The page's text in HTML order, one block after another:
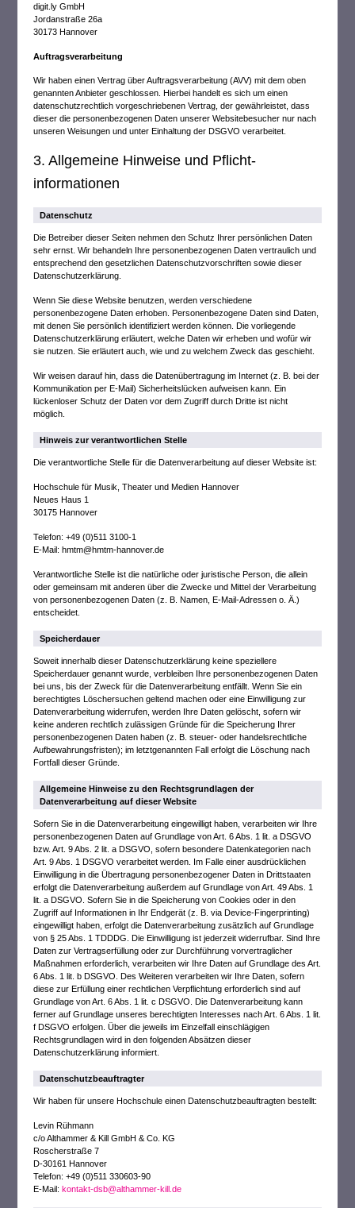
digit.ly GmbH
Jordanstraße 26a
30173 Hannover
Auftragsverarbeitung
Wir haben einen Vertrag über Auftragsverarbeitung (AVV) mit dem oben
genannten Anbieter geschlossen. Hierbei handelt es sich um einen
datenschutzrechtlich vorgeschriebenen Vertrag, der gewährleistet, dass
dieser die personenbezogenen Daten unserer Websitebesucher nur nach
unseren Weisungen und unter Einhaltung der DSGVO verarbeitet.
3. Allgemeine Hinweise und Pflicht­
informationen
Datenschutz
Die Betreiber dieser Seiten nehmen den Schutz Ihrer persönlichen Daten
sehr ernst. Wir behandeln Ihre personenbezogenen Daten vertraulich und
entsprechend den gesetzlichen Datenschutzvorschriften sowie dieser
Datenschutzerklärung.
Wenn Sie diese Website benutzen, werden verschiedene
personenbezogene Daten erhoben. Personenbezogene Daten sind Daten,
mit denen Sie persönlich identifiziert werden können. Die vorliegende
Datenschutzerklärung erläutert, welche Daten wir erheben und wofür wir
sie nutzen. Sie erläutert auch, wie und zu welchem Zweck das geschieht.
Wir weisen darauf hin, dass die Datenübertragung im Internet (z. B. bei der
Kommunikation per E-Mail) Sicherheitslücken aufweisen kann. Ein
lückenloser Schutz der Daten vor dem Zugriff durch Dritte ist nicht
möglich.
Hinweis zur verantwortlichen Stelle
Die verantwortliche Stelle für die Datenverarbeitung auf dieser Website ist:
Hochschule für Musik, Theater und Medien Hannover
Neues Haus 1
30175 Hannover
Telefon: +49 (0)511 3100-1
E-Mail: hmtm@hmtm-hannover.de
Verantwortliche Stelle ist die natürliche oder juristische Person, die allein
oder gemeinsam mit anderen über die Zwecke und Mittel der Verarbeitung
von personenbezogenen Daten (z. B. Namen, E-Mail-Adressen o. Ä.)
entscheidet.
Speicherdauer
Soweit innerhalb dieser Datenschutzerklärung keine speziellere
Speicherdauer genannt wurde, verbleiben Ihre personenbezogenen Daten
bei uns, bis der Zweck für die Datenverarbeitung entfällt. Wenn Sie ein
berechtigtes Löschersuchen geltend machen oder eine Einwilligung zur
Datenverarbeitung widerrufen, werden Ihre Daten gelöscht, sofern wir
keine anderen rechtlich zulässigen Gründe für die Speicherung Ihrer
personenbezogenen Daten haben (z. B. steuer- oder handelsrechtliche
Aufbewahrungsfristen); im letztgenannten Fall erfolgt die Löschung nach
Fortfall dieser Gründe.
Allgemeine Hinweise zu den Rechtsgrundlagen der
Datenverarbeitung auf dieser Website
Sofern Sie in die Datenverarbeitung eingewilligt haben, verarbeiten wir Ihre
personenbezogenen Daten auf Grundlage von Art. 6 Abs. 1 lit. a DSGVO
bzw. Art. 9 Abs. 2 lit. a DSGVO, sofern besondere Datenkategorien nach
Art. 9 Abs. 1 DSGVO verarbeitet werden. Im Falle einer ausdrücklichen
Einwilligung in die Übertragung personenbezogener Daten in Drittstaaten
erfolgt die Datenverarbeitung außerdem auf Grundlage von Art. 49 Abs. 1
lit. a DSGVO. Sofern Sie in die Speicherung von Cookies oder in den
Zugriff auf Informationen in Ihr Endgerät (z. B. via Device-Fingerprinting)
eingewilligt haben, erfolgt die Datenverarbeitung zusätzlich auf Grundlage
von § 25 Abs. 1 TDDDG. Die Einwilligung ist jederzeit widerrufbar. Sind Ihre
Daten zur Vertragserfüllung oder zur Durchführung vorvertraglicher
Maßnahmen erforderlich, verarbeiten wir Ihre Daten auf Grundlage des Art.
6 Abs. 1 lit. b DSGVO. Des Weiteren verarbeiten wir Ihre Daten, sofern
diese zur Erfüllung einer rechtlichen Verpflichtung erforderlich sind auf
Grundlage von Art. 6 Abs. 1 lit. c DSGVO. Die Datenverarbeitung kann
ferner auf Grundlage unseres berechtigten Interesses nach Art. 6 Abs. 1 lit.
f DSGVO erfolgen. Über die jeweils im Einzelfall einschlägigen
Rechtsgrundlagen wird in den folgenden Absätzen dieser
Datenschutzerklärung informiert.
Datenschutz­beauftragter
Wir haben für unsere Hochschule einen Datenschutzbeauftragten bestellt:
Levin Rühmann
c/o Althammer & Kill GmbH & Co. KG
Roscherstraße 7
D-30161 Hannover
Telefon: +49 (0)511 330603-90
E-Mail:kontakt-dsb@althammer-kill.de